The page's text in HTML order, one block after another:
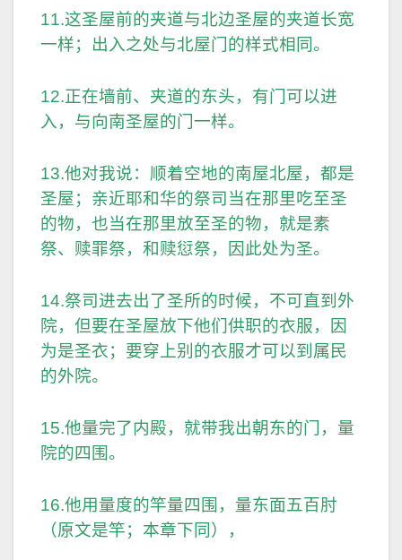
11.这圣屋前的夹道与北边圣屋的夹道长宽
一样；出入之处与北屋门的样式相同。
12.正在墙前、夹道的东头，有门可以进
入，与向南圣屋的门一样。
13.他对我说：顺着空地的南屋北屋，都是
圣屋；亲近耶和华的祭司当在那里吃至圣
的物，也当在那里放至圣的物，就是素
祭、赎罪祭，和赎愆祭，因此处为圣。
14.祭司进去出了圣所的时候，不可直到外
院，但要在圣屋放下他们供职的衣服，因
为是圣衣；要穿上别的衣服才可以到属民
的外院。
15.他量完了内殿，就带我出朝东的门，量
院的四围。
16.他用量度的竿量四围，量东面五百肘
（原文是竿；本章下同），